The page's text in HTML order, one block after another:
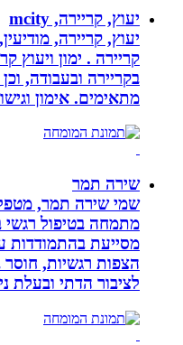
יעוץ, קריירה, mcity
יעוץ, קריירה, מודיעין,
קריירה . ימון ויעוץ
בקריירה ובעבודה, וכן
מתאימים. אימון וגישור
שירה תמר
שמי שירה תמר, מטפלת
מסייעת בהתמודדות עם
הצפות רגשיות, חוסר
לציבור הדתי ובעלת